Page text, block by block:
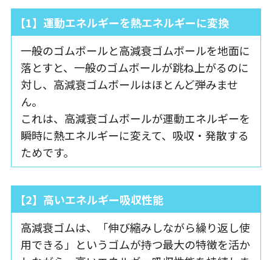
【1】運動エネルギーを熱エネルギーに変換
一般のゴムボールと高減衰ゴムボールを地面に
落とすと、一般のゴムボールが跳ね上がるのに
対し、高減衰ゴムボールはほとんど弾みませ
ん。
これは、高減衰ゴムボールが運動エネルギーを
瞬時に熱エネルギーに変えて、吸収・発散する
ためです。
【2】高いエネルギー吸収性能
高減衰ゴムは、「伸び縮みしながら繰り返し使
用できる」というゴムが持つ最大の特徴を活か